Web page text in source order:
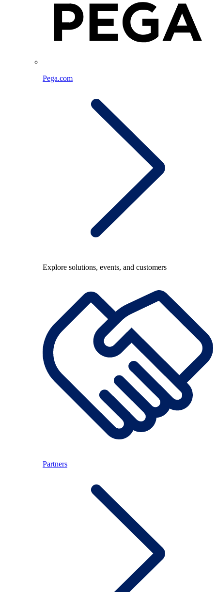
Pega.com
Explore solutions, events, and customers
Partners